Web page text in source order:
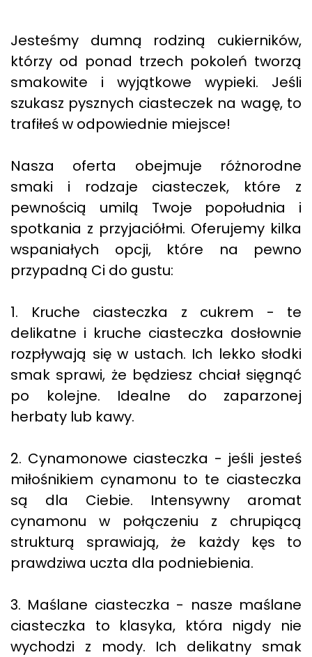
Jesteśmy dumną rodziną cukierników,
którzy od ponad trzech pokoleń tworzą
smakowite i wyjątkowe wypieki. Jeśli
szukasz pysznych ciasteczek na wagę, to
trafiłeś w odpowiednie miejsce!
Nasza oferta obejmuje różnorodne
smaki i rodzaje ciasteczek, które z
pewnością umilą Twoje popołudnia i
spotkania z przyjaciółmi. Oferujemy kilka
wspaniałych opcji, które na pewno
przypadną Ci do gustu:
1. Kruche ciasteczka z cukrem - te
delikatne i kruche ciasteczka dosłownie
rozpływają się w ustach. Ich lekko słodki
smak sprawi, że będziesz chciał sięgnąć
po kolejne. Idealne do zaparzonej
herbaty lub kawy.
2. Cynamonowe ciasteczka - jeśli jesteś
miłośnikiem cynamonu to te ciasteczka
są dla Ciebie. Intensywny aromat
cynamonu w połączeniu z chrupiącą
strukturą sprawiają, że każdy kęs to
prawdziwa uczta dla podniebienia.
3. Maślane ciasteczka - nasze maślane
ciasteczka to klasyka, która nigdy nie
wychodzi z mody. Ich delikatny smak